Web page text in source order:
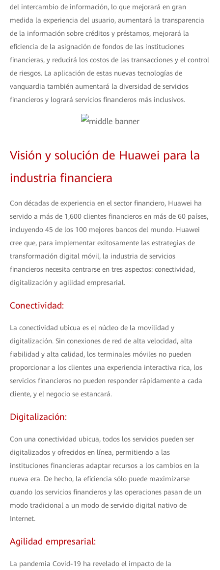
del intercambio de información, lo que mejorará en gran
medida la experiencia del usuario, aumentará la transparencia
de la información sobre créditos y préstamos, mejorará la
eficiencia de la asignación de fondos de las instituciones
financieras, y reducirá los costos de las transacciones y el control
de riesgos. La aplicación de estas nuevas tecnologías de
vanguardia también aumentará la diversidad de servicios
financieros y logrará servicios financieros más inclusivos.
Visión y solución de Huawei para la
industria financiera
Con décadas de experiencia en el sector financiero, Huawei ha
servido a más de 1,600 clientes financieros en más de 60 países,
incluyendo 45 de los 100 mejores bancos del mundo. Huawei
cree que, para implementar exitosamente las estrategias de
transformación digital móvil, la industria de servicios
financieros necesita centrarse en tres aspectos: conectividad,
digitalización y agilidad empresarial.
Conectividad:
La conectividad ubicua es el núcleo de la movilidad y
digitalización. Sin conexiones de red de alta velocidad, alta
fiabilidad y alta calidad, los terminales móviles no pueden
proporcionar a los clientes una experiencia interactiva rica, los
servicios financieros no pueden responder rápidamente a cada
cliente, y el negocio se estancará.
Digitalización:
Con una conectividad ubicua, todos los servicios pueden ser
digitalizados y ofrecidos en línea, permitiendo a las
instituciones financieras adaptar recursos a los cambios en la
nueva era. De hecho, la eficiencia sólo puede maximizarse
cuando los servicios financieros y las operaciones pasan de un
modo tradicional a un modo de servicio digital nativo de
Internet.
Agilidad empresarial:
La pandemia Covid-19 ha revelado el impacto de la